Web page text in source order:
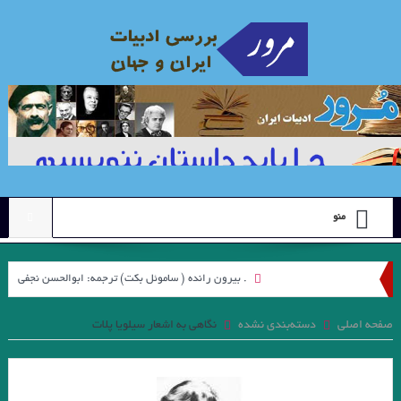
منو
. بيرون رانده ( ساموئل بكت) ترجمه: ابوالحسن نجفي
علیرضا ذیحق ، نقدی بر مجموعه شعر ” کوچه نشین ِ کوچه بن بست ” چکاوک
صفحه اصلی دسته‌بندی نشده نگاهی به اشعار سیلویا پلات